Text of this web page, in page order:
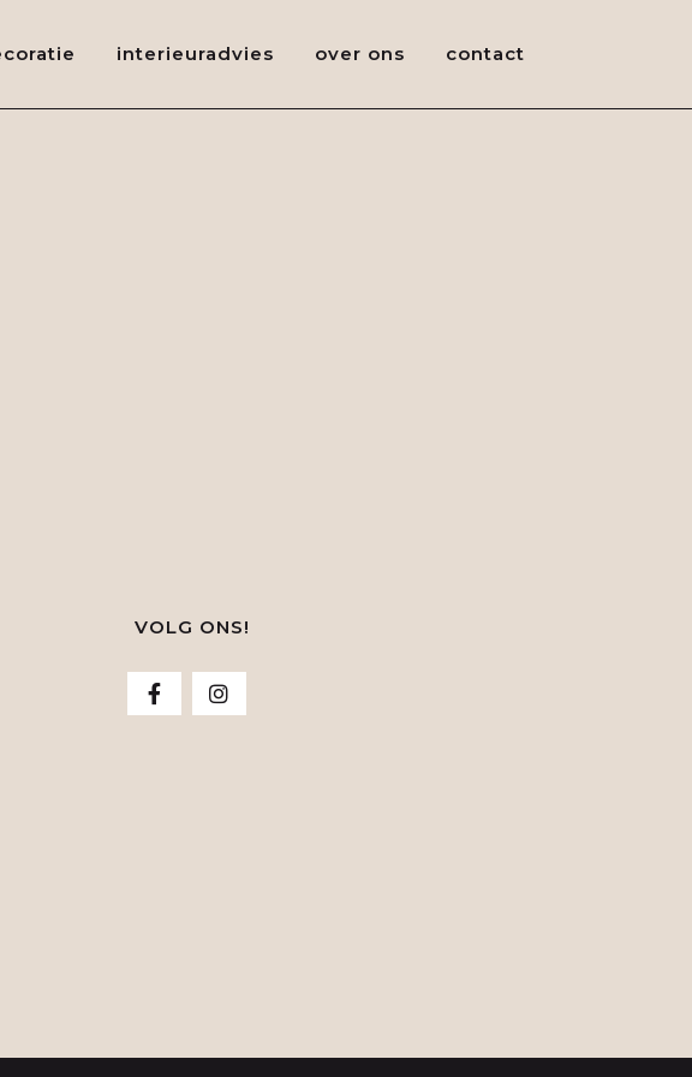
interieuradvies over ons contact
VOLG ONS!